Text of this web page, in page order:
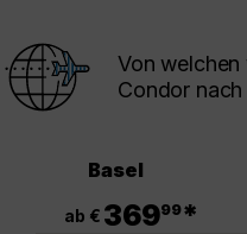
Von
Condor
Basel
ab € 36999*